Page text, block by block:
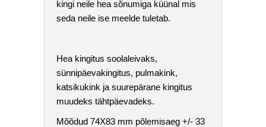
kingi neile hea sõnumiga küünal mis
seda neile ise meelde tuletab.
Hea kingitus soolaleivaks,
sünnipäevakingitus, pulmakink,
katsikukink ja suurepärane kingitus
muudeks tähtpäevadeks.
Mõõdud 74X83 mm põlemisaeg +/- 33